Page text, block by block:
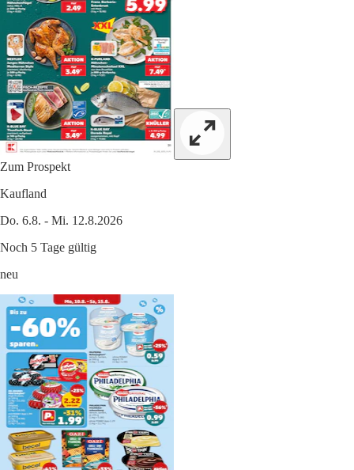
Zum Prospekt
Kaufland
Do. 6.8. - Mi. 12.8.2026
Noch 5 Tage gültig
neu